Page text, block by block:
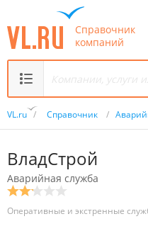
Справочник
компаний
VL.ru / Справочник /
ВладСтрой
Аварийная служба
Оперативные и экстренные